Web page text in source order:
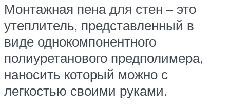
Монтажная пена для стен – это
утеплитель, представленный в
виде однокомпонентного
полиуретанового предполимера,
наносить который можно с
легкостью своими руками.